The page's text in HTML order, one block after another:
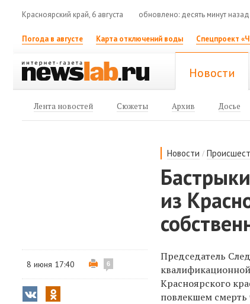
Красноярский край, 6 августа обновлено: десять минут назад
Погода в августе Карта отключений воды Спецпроект
Новости
Лента новостей Сюжеты Архив Досье
Новости /
из
8 июня 17:40 6
Председатель
Красноярского
повлекшем смерть